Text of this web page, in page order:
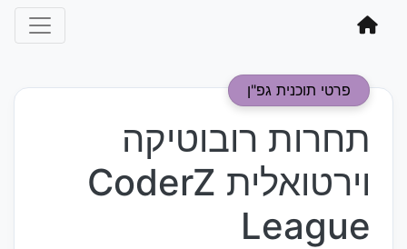
פרטי תוכנית גפ"ן
תחרות רובוטיקה
וירטואלית CoderZ
League